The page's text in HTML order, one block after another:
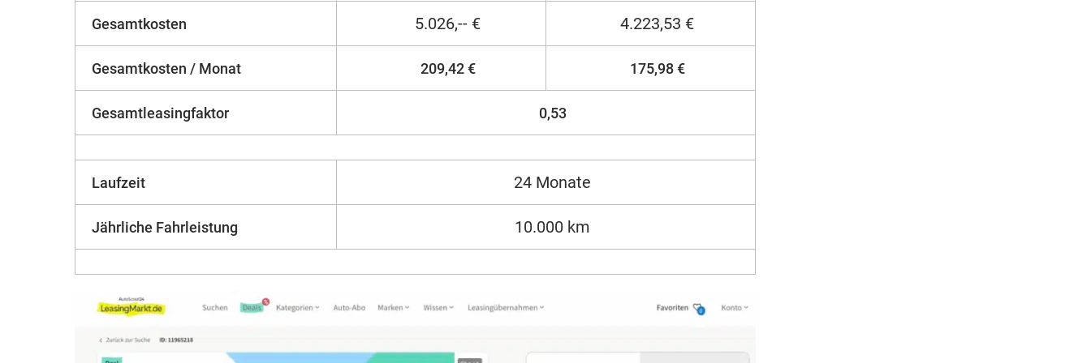
Gesamtkosten 5.026,-- € 4.223,53 €
Gesamtkosten / Monat 209,42 € 175,98 €
Gesamtleasingfaktor 0,53
Laufzeit 24 Monate
Jährliche Fahrleistung 10.000 km